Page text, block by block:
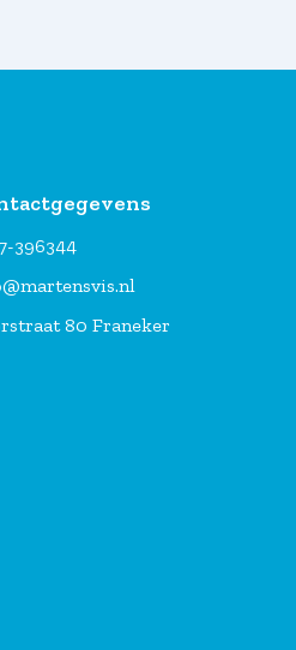
396344
80 Franeker